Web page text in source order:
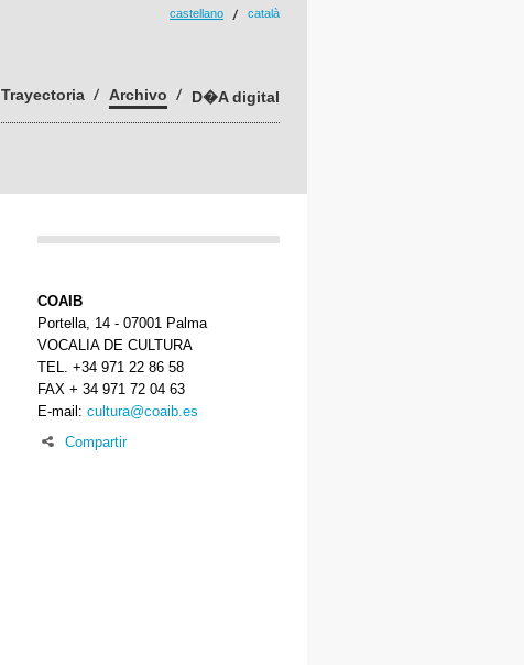
castellano català
Trayectoria Archivo D�A digital
COAIB
Portella, 14 - 07001 Palma
VOCALIA DE CULTURA
TEL. +34 971 22 86 58
FAX + 34 971 72 04 63
E-mail: cultura@coaib.es
Compartir